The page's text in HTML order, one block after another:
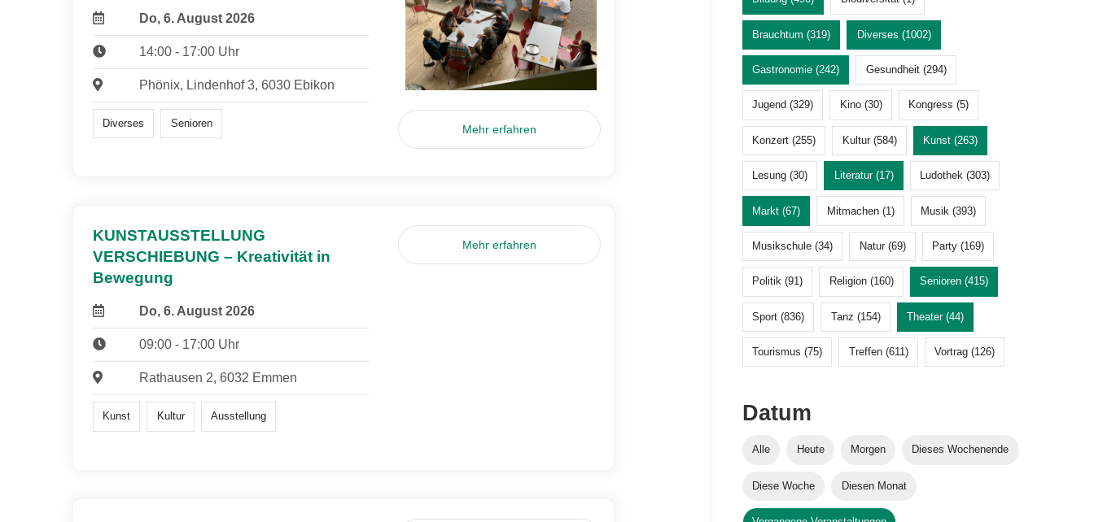
Do, 6. August 2026
14:00 - 17:00 Uhr
Phönix, Lindenhof 3, 6030 Ebikon
Diverses Senioren Mehr erfahren
KUNSTAUSSTELLUNG
VERSCHIEBUNG – Kreativität in
Bewegung
Do, 6. August 2026
09:00 - 17:00 Uhr
Rathausen 2, 6032 Emmen
Kunst Kultur Ausstellung
Mehr erfahren
Brauchtum (319) Diverses (1002)
Gastronomie (242) Gesundheit (294)
Jugend (329) Kino (30) Kongress (5)
Konzert (255) Kultur (584) Kunst (263)
Lesung (30) Literatur (17) Ludothek (303)
Markt (67) Mitmachen (1) Musik (393)
Musikschule (34) Natur (69) Party (169)
Politik (91) Religion (160) Senioren (415)
Sport (836) Tanz (154) Theater (44)
Tourismus (75) Treffen (611) Vortrag (126)
Datum
Alle Heute Morgen Dieses Wochenende
Diese Woche Diesen Monat